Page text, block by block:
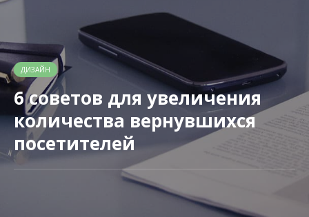
ДИЗАЙН
6 советов для увеличения
количества вернувшихся
посетителей